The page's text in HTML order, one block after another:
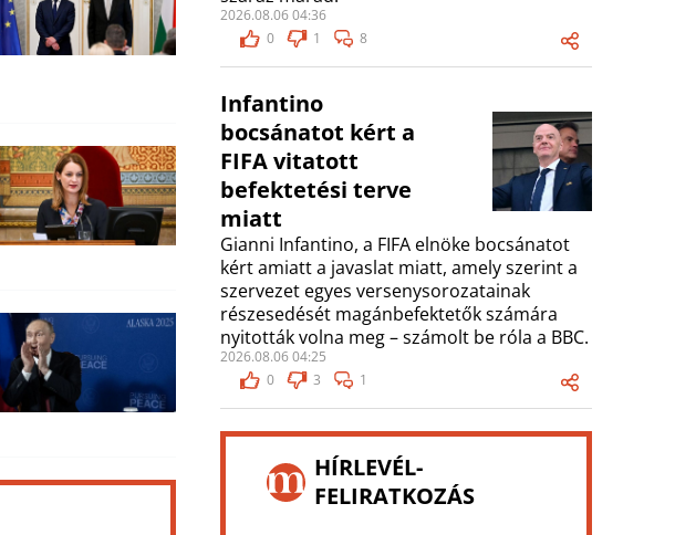
2026.08.06 04:36
0
1 8
Infantino
bocsánatot kért a
FIFA vitatott
befektetési terve
miatt
Gianni Infantino, a FIFA elnöke bocsánatot
kért amiatt a javaslat miatt, amely szerint a
szervezet egyes versenysorozatainak
részesedését magánbefektetők számára
nyitották volna meg – számolt be róla a BBC.
2026.08.06 04:25
0
3 1
HÍRLEVÉL-
FELIRATKOZÁS